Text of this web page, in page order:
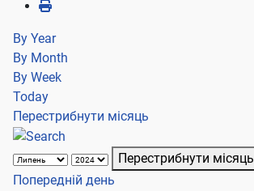
By Year
By Month
By Week
Today
Перестрибнути місяць
Перестрибнути місяць
Попередній день